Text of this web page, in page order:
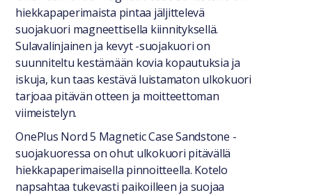
hiekkapaperimaista pintaa jäljittelevä
suojakuori magneettisella kiinnityksellä.
Sulavalinjainen ja kevyt -suojakuori on
suunniteltu kestämään kovia kopautuksia ja
iskuja, kun taas kestävä luistamaton ulkokuori
tarjoaa pitävän otteen ja moitteettoman
viimeistelyn.
OnePlus Nord 5 Magnetic Case Sandstone -
suojakuoressa on ohut ulkokuori pitävällä
hiekkapaperimaisella pinnoitteella. Kotelo
napsahtaa tukevasti paikoilleen ja suojaa